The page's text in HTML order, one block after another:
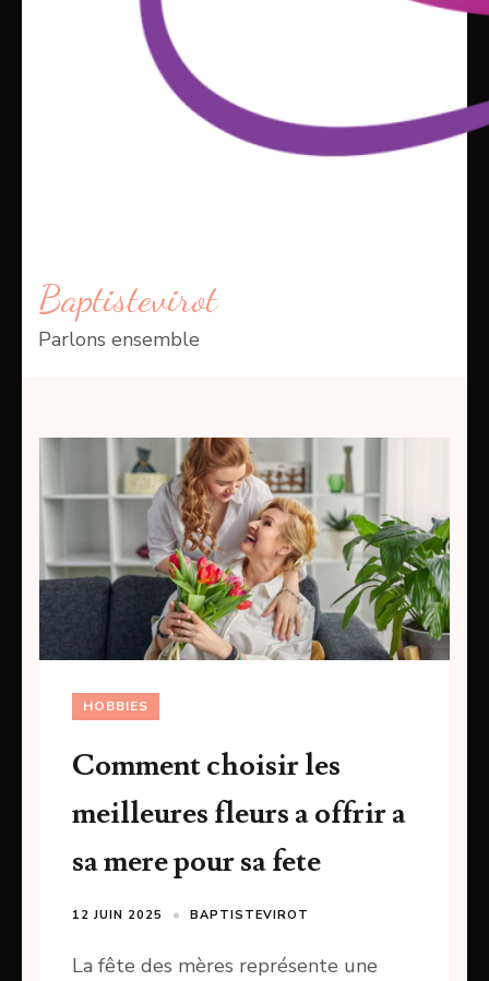
Baptistevirot
Parlons ensemble
HOBBIES
Comment choisir les
meilleures fleurs a offrir a
sa mere pour sa fete
12 JUIN 2025 BAPTISTEVIROT
La fête des mères représente une